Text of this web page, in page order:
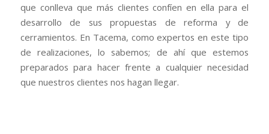
que conlleva que más clientes confíen en ella para el
desarrollo de sus propuestas de reforma y de
cerramientos. En Tacema, como expertos en este tipo
de realizaciones, lo sabemos; de ahí que estemos
preparados para hacer frente a cualquier necesidad
que nuestros clientes nos hagan llegar.